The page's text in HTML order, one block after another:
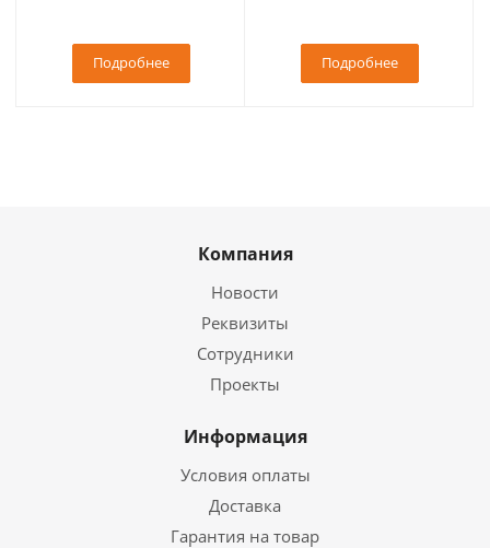
Подробнее Подробнее
Компания
Новости
Реквизиты
Сотрудники
Проекты
Информация
Условия оплаты
Доставка
Гарантия на товар